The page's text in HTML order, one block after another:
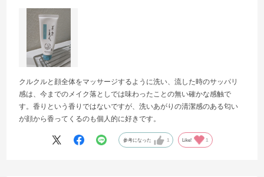
クルクルと顔全体をマッサージするように洗い、流した時のサッパリ
感は、今までのメイク落としでは味わったことの無い確かな感触で
す。香りという香りではないですが、洗いあがりの清潔感のある匂い
が顔から香ってくるのも個人的に好きです。
参考になった 1 Like! 1